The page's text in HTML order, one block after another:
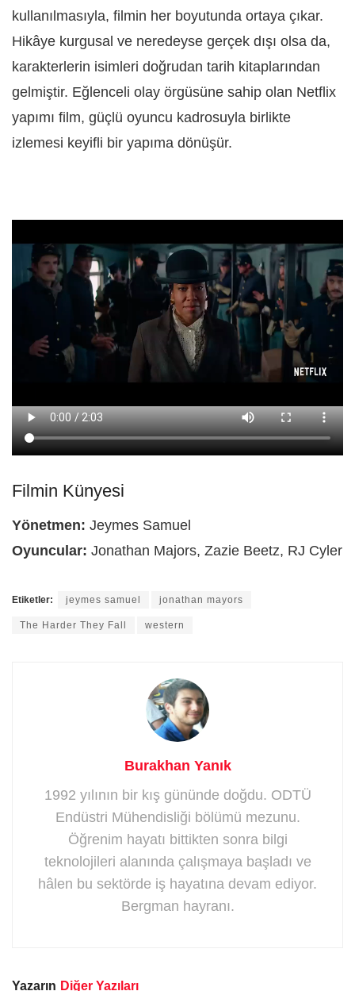
kullanılmasıyla, filmin her boyutunda ortaya çıkar.
Hikâye kurgusal ve neredeyse gerçek dışı olsa da,
karakterlerin isimleri doğrudan tarih kitaplarından
gelmiştir. Eğlenceli olay örgüsüne sahip olan Netflix
yapımı film, güçlü oyuncu kadrosuyla birlikte
izlemesi keyifli bir yapıma dönüşür.
Filmin Künyesi
Yönetmen: Jeymes Samuel
Oyuncular: Jonathan Majors, Zazie Beetz, RJ Cyler
Etiketler: jeymes samuel jonathan mayors
The Harder They Fall western
Burakhan Yanık
1992 yılının bir kış gününde doğdu. ODTÜ
Endüstri Mühendisliği bölümü mezunu.
Öğrenim hayatı bittikten sonra bilgi
teknolojileri alanında çalışmaya başladı ve
hâlen bu sektörde iş hayatına devam ediyor.
Bergman hayranı.
Yazarın Diğer Yazıları